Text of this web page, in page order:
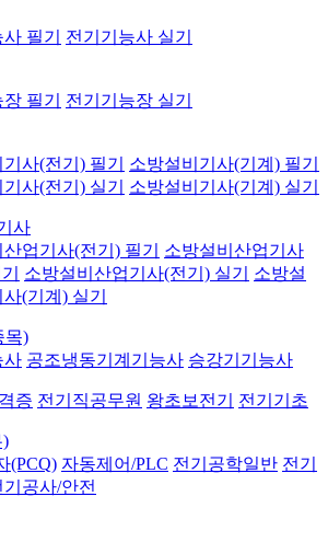
필기
전기기능사 실기
필기
전기기능장 실기
사(전기) 필기
소방설비기사(기계) 필기
사(전기) 실기
소방설비기사(기계) 실기
사
업기사(전기) 필기
소방설비산업기사
소방설비산업기사(전기) 실기
소방설
(기계) 실기
목)
사 공조냉동기계기능사 승강기기능사
증 전기직공무원 왕초보전기 전기기초
)
(PCQ) 자동제어/PLC 전기공학일반 전기
기공사/안전